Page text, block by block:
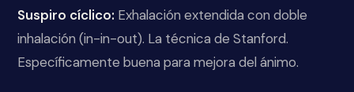
Suspiro cíclico: Exhalación extendida con doble
inhalación (in-in-out). La técnica de Stanford.
Específicamente buena para mejora del ánimo.